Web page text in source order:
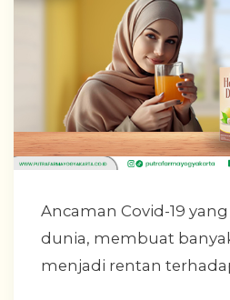
Ancaman Covid-19
dunia, membuat
menjadi rentan